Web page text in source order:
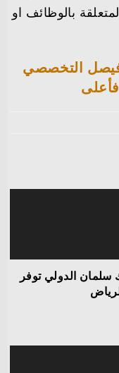
بالوظائف او
التخصصي
الدولي توفر